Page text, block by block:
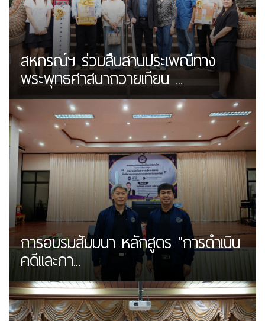
สหกรณ์ฯ ร่วมสืบสานประเพณีทาง
พระพุทธศาสนาถวายเทียน ...
การอบรมสัมมนา หลักสูตร "การดำเนิน
คดีเเละกา...